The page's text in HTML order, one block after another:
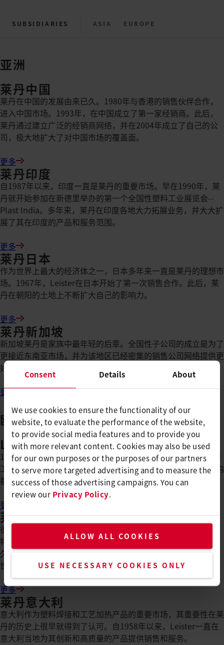
Consent Details About
We use cookies to ensure the functionality of our
website, to evaluate the performance of the website,
to provide social media features and to provide you
with more relevant content. Cookies may also be used
for our own purposes or the purposes of our partners
to serve more targeted advertising and to measure the
success of those advertising campaigns. You can
review our Privacy Policy.
ALLOW ALL COOKIES
USE NECESSARY COOKIES ONLY
SUBSIDIARIES ASIA EUROPE
亚洲
莱丹中国
莱丹在中国的发展由来已久。1980年与香港的销售伙伴合作，
进入中国市场。1993年，在中国成立了第一家经销商。此后，
莱丹通过建立广泛的经销商网络，并在2004年成立了自己的公
司，极大地扩大了对中国市场的覆盖面。
更多
莱丹印度
自1987年以来，印度一直是莱丹的重要市场。早在1990年，莱
丹就开始参加在新德里举办的第一个全国性塑料工业展览会--
Plast India。多年来，莱丹在印度各地大力拓展业务，并大大扩
展了其在印度的产品和服务范围。
更多
莱丹日本
作为世界上最大的经济体之一，日本多年来一直是莱丹的理想市
场。1967年，Leister在日本开始了第一次销售合作。此后，莱
丹在朝阳的土地上不断扩大自己的影响力。
更多
莱丹新加坡
新加坡莱丹是家族中最年轻的后辈。全国性子公司的成立是为了
更接近东南亚市场，并为该地区已经密集的销售公司网络提供更
好的客户支持。
更多
欧洲
Leister Benelux
1953年和1963年，Leister分别在比利时和荷兰成为塑料焊接和
工业加热产品和服务的第一站。如今，莱丹在比荷卢全国范围内
都有展示、销售和服务创新和高品质的产品，贴近客户。
更多
莱丹德国
德国是Leister先生的故乡。这一切都始于索林根（北莱茵-威斯
特法伦）。1949年，Leister FIX W200便携式吸尘器问世。不
久，第一台用于焊接热塑性聚合物的Leister KOMBI热风工具问
世。
更多
莱丹意大利
意大利作为塑料焊接和工艺加热产品的重要市场，其重要性在莱
丹的历史上很早就得到了认可。自1958年以来，Leister一直在
意大利当地为其创新和高质量的产品提供销售和服务。